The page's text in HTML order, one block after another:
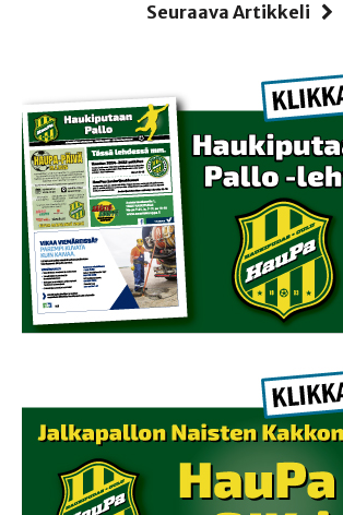
Seuraava Artikkeli